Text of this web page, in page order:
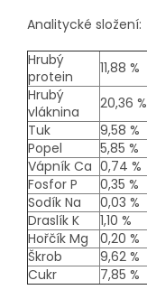
Analitycké složení:
Hrubý
protein
11,88 %
Hrubý
vláknina
20,36 %
Tuk
9,58 %
Popel
5,85 %
Vápník Ca 0,74 %
Fosfor P
0,35 %
Sodík Na
0,03 %
Draslík K
1,10 %
Hořčík Mg
0,20 %
Škrob
9,62 %
Cukr
7,85 %